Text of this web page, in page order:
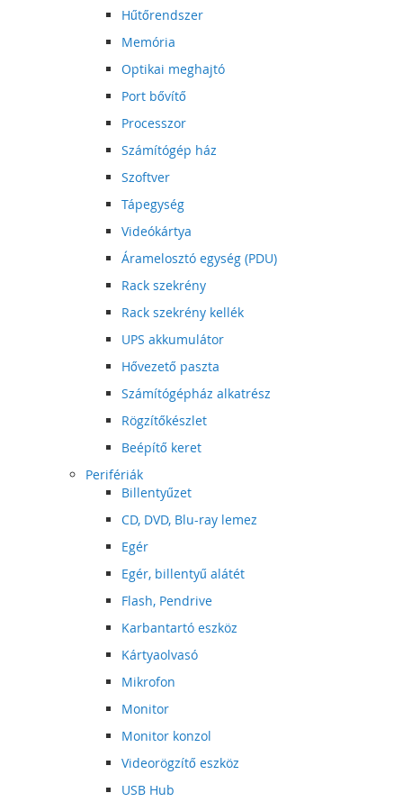
Hűtőrendszer
Memória
Optikai meghajtó
Port bővítő
Processzor
Számítógép ház
Szoftver
Tápegység
Videókártya
Áramelosztó egység (PDU)
Rack szekrény
Rack szekrény kellék
UPS akkumulátor
Hővezető paszta
Számítógépház alkatrész
Rögzítőkészlet
Beépítő keret
Perifériák
Billentyűzet
CD, DVD, Blu-ray lemez
Egér
Egér, billentyű alátét
Flash, Pendrive
Karbantartó eszköz
Kártyaolvasó
Mikrofon
Monitor
Monitor konzol
Videorögzítő eszköz
USB Hub